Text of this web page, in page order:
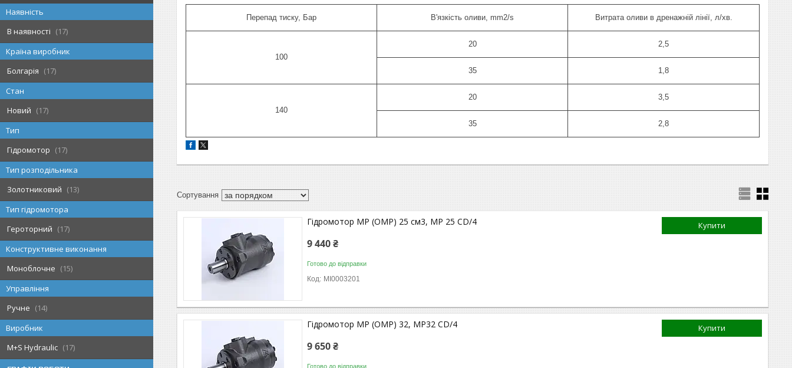
Наявність
В наявності
17
Країна виробник
Болгарія
17
Стан
Новий
17
Тип
Гідромотор
17
Тип розподільника
Золотниковий
13
Тип гідромотора
Героторний
17
Конструктивне виконання
Моноблочне
15
Управління
Ручне
14
Виробник
M+S Hydraulic
17
Перепад тиску, Бар В'язкість оливи, mm2/s Витрата оливи в дренажній лінії, л/хв.
100
20 2,5
35 1,8
140
20 3,5
35 2,8
Купити
Гідромотор MP (OMP) 25 см3, MP 25 CD/4
9 440 ₴
Готово до відправки
MI0003201
Купити
Гідромотор MP (OMP) 32, MP32 CD/4
9 650 ₴
Готово до відправки